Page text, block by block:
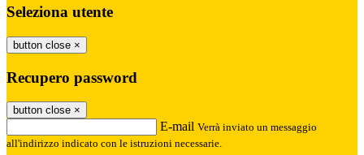
Seleziona utente
button close ×
Recupero password
button close ×
E-mail Verrà inviato un messaggio
all'indirizzo indicato con le istruzioni necessarie.